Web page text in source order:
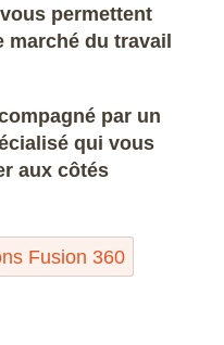
permettent
marché du travail
par un
qui vous
aux côtés
Fusion 360